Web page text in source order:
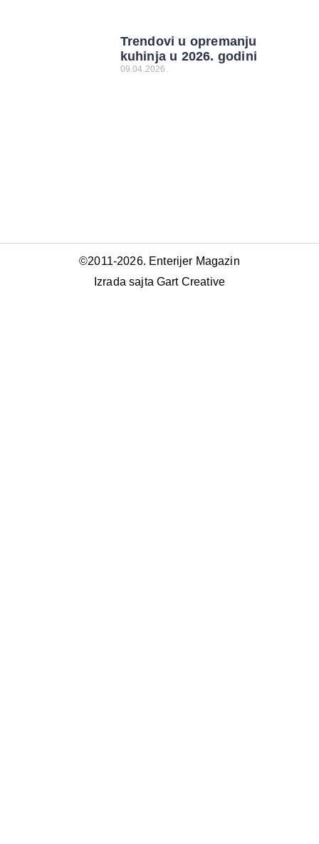
Trendovi u opremanju
kuhinja u 2026. godini
09.04.2026.
©2011-2026. Enterijer Magazin
Izrada sajta Gart Creative